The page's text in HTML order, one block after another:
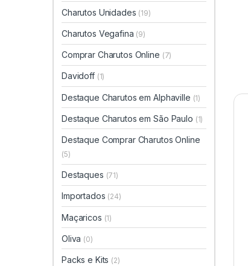
Charutos Unidades (19)
Charutos Vegafina (9)
Comprar Charutos Online (7)
Davidoff (1)
Destaque Charutos em Alphaville (1)
Destaque Charutos em São Paulo (1)
Destaque Comprar Charutos Online
(5)
Destaques (71)
Importados (24)
Maçaricos (1)
Oliva (0)
Packs e Kits (2)